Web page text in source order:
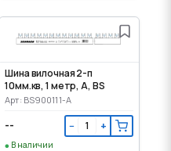
Шина вилочная 2-п
10мм.кв, 1 метр, A, BS
Арт: BS900111-A
-- − +
В наличии